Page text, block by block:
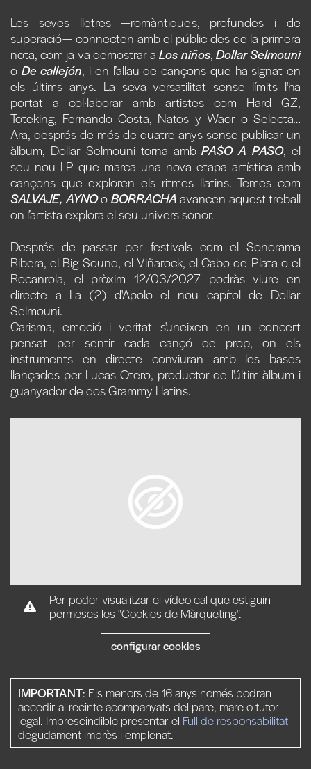
Les seves lletres —romàntiques, profundes i de
superació— connecten amb el públic des de la primera
nota, com ja va demostrar aLos niños, Dollar Selmouni
o De callejón, i en l’allau de cançons que ha signat en
els últims anys. La seva versatilitat sense límits l'ha
portat a col·laborar amb artistes com Hard GZ,
Toteking, Fernando Costa, Natos y Waor o Selecta…
Ara, després de més de quatre anys sense publicar un
àlbum, Dollar Selmouni torna ambPA$O A PASO, el
seu nou LP que marca una nova etapa artística amb
cançons que exploren els ritmes llatins. Temes com
SALVAJE, AYNOo BORRACHA avancen aquest treball
on l’artista explora el seu univers sonor.
Després de passar per festivals com el Sonorama
Ribera, el Big Sound, el Viñarock, el Cabo de Plata o el
Rocanrola, el pròxim 12/03/2027 podràs viure en
directe a La (2) d'Apolo el nou capítol de Dollar
Selmouni.
Carisma, emoció i veritat s'uneixen en un concert
pensat per sentir cada cançó de prop, on els
instruments en directe conviuran amb les bases
llançades per Lucas Otero, productor de l'últim àlbum i
guanyador de dos Grammy Llatins.
Per poder visualitzar el vídeo cal que estiguin
permeses les "Cookies de Màrqueting".
configurar cookies
IMPORTANT: Els menors de 16 anys només podran
accedir al recinte acompanyats del pare, mare o tutor
legal. Imprescindible presentar el Full de responsabilitat
degudament imprès i emplenat.